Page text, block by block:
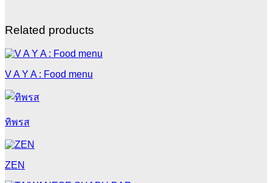
Related products
V A Y A : Food menu
ทิพรส
ZEN